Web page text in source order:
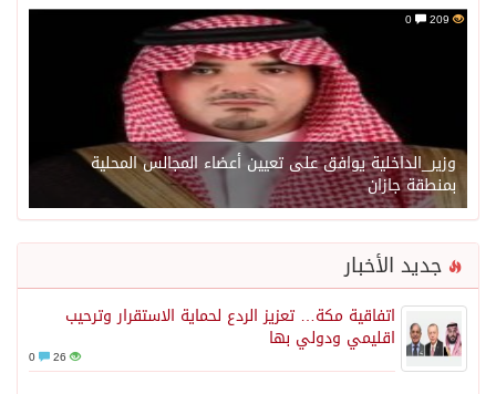
209
وزير_الداخلية يوافق على تعيين أعضاء المجالس المحلية
بمنطقة جازان
جديد الأخبار
اتفاقية مكة… تعزيز الردع لحماية الاستقرار وترحيب
اقليمي ودولي بها
26